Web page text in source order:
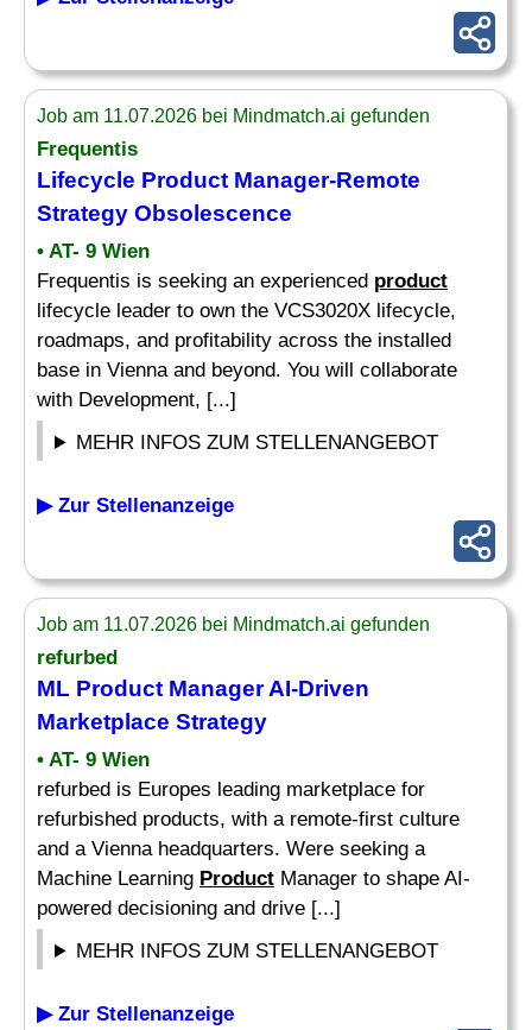
Job am 11.07.2026 bei Mindmatch.ai gefunden
Frequentis
Lifecycle Product Manager-Remote
Strategy Obsolescence
• AT- 9 Wien
Frequentis is seeking an experienced product
lifecycle leader to own the VCS3020X lifecycle,
roadmaps, and profitability across the installed
base in Vienna and beyond. You will collaborate
with Development, [...]
MEHR INFOS ZUM STELLENANGEBOT
▶ Zur Stellenanzeige
Job am 11.07.2026 bei Mindmatch.ai gefunden
refurbed
ML Product Manager AI-Driven
Marketplace Strategy
• AT- 9 Wien
refurbed is Europes leading marketplace for
refurbished products, with a remote-first culture
and a Vienna headquarters. Were seeking a
Machine Learning Product Manager to shape AI-
powered decisioning and drive [...]
MEHR INFOS ZUM STELLENANGEBOT
▶ Zur Stellenanzeige